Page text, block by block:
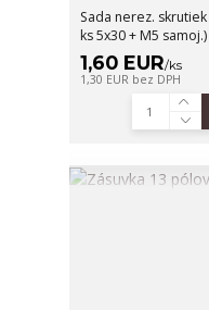
Sada nerez.
ks 5x30 + M5 samoj.)
1,60 EUR/ks
1,30 EUR bez DPH